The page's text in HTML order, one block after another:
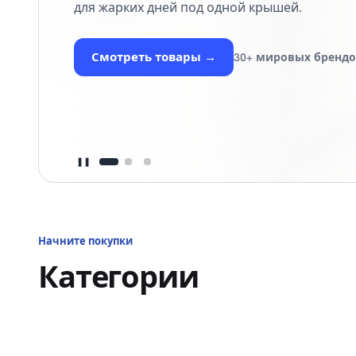
для жарких дней под одной крышей.
Смотреть товары → 30+ мировых
❚❚
Начните покупки
Категории